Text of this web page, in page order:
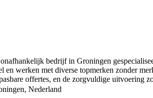
bedrijf in Groningen
en werken met diverse topmerken zonder
offertes, en de zorgvuldige uitvoering
Nederland